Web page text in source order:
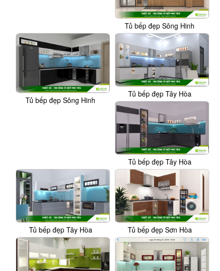
Tủ bếp đẹp Sông Hinh
Tủ bếp đẹp Sông Hinh
Tủ bếp đẹp Tây Hòa
Tủ bếp đẹp Tây Hòa
Tủ bếp đẹp Tây Hòa Tủ bếp đẹp Sơn Hòa